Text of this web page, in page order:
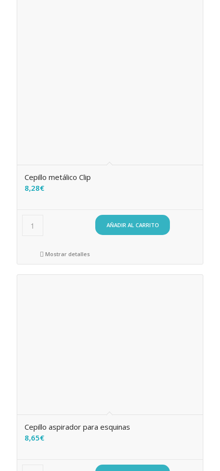
Cepillo metálico Clip
8,28€
AÑADIR AL CARRITO
Mostrar detalles
Cepillo aspirador para esquinas
8,65€